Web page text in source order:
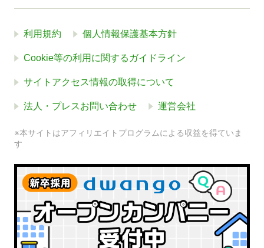
利用規約 個人情報保護基本方針
Cookie等の利用に関するガイドライン
サイトアクセス情報の取得について
法人・プレスお問い合わせ 運営会社
※本サイトはアフィリエイトプログラムによる収益を得ていま
す